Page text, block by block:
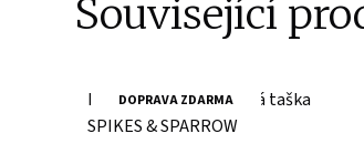
Související
DOPRAVA ZDARMA
Brandy cestovní kožená taška
SPIKES & SPARROW